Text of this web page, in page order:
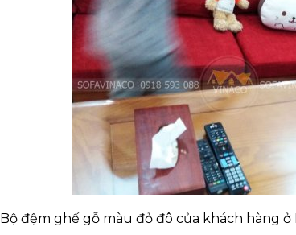
Bộ đệm ghế gỗ màu đỏ đô của khách hàng ở